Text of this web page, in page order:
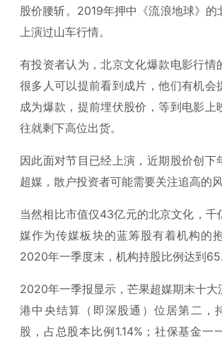
股价腰斩。2019年押中《流浪地球》的
上演过山车行情。
有投资者认为，北京文化爆款电影行情
很多人可以提前看到成片，他们有机会
成为爆款，提前埋伏股价，等到电影上
往就剩下高位出货。
因此面对节目已经上演，近期股价创下
超媒，散户投资者可能需要关注追高的风
当然相比市值仅43亿元的北京文化，千
媒作为传媒板块的蓝筹股有着机构的
2020年一季度末，机构持股比例达到
2020年一季报显示，芒果超媒期末十大
港中央结算（即深股通）位居第二，
股，占总股本比例1.14%；社保基金一